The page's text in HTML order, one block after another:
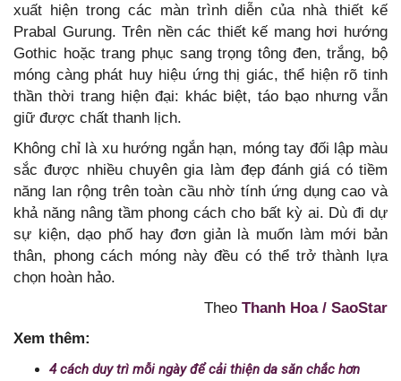
xuất hiện trong các màn trình diễn của nhà thiết kế
Prabal Gurung. Trên nền các thiết kế mang hơi hướng
Gothic hoặc trang phục sang trọng tông đen, trắng, bộ
móng càng phát huy hiệu ứng thị giác, thể hiện rõ tinh
thần thời trang hiện đại: khác biệt, táo bạo nhưng vẫn
giữ được chất thanh lịch.
Không chỉ là xu hướng ngắn hạn, móng tay đối lập màu
sắc được nhiều chuyên gia làm đẹp đánh giá có tiềm
năng lan rộng trên toàn cầu nhờ tính ứng dụng cao và
khả năng nâng tầm phong cách cho bất kỳ ai. Dù đi dự
sự kiện, dạo phố hay đơn giản là muốn làm mới bản
thân, phong cách móng này đều có thể trở thành lựa
chọn hoàn hảo.
Theo Thanh Hoa / SaoStar
Xem thêm:
4 cách duy trì mỗi ngày để cải thiện da săn chắc hơn